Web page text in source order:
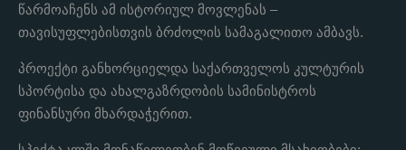
წარმოაჩენს ამ ისტორიულ მოვლენას –
თავისუფლებისთვის ბრძოლის სამაგალითო ამბავს.
პროექტი განხორციელდა საქართველოს კულტურის
სპორტისა და ახალგაზრდობის სამინისტროს
ფინანსური მხარდაჭერით.